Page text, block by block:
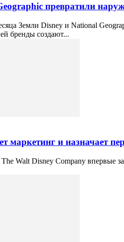
превратили
Земли Disney и National
бренды создают...
маркетинг и назначает
Walt Disney Company впервые